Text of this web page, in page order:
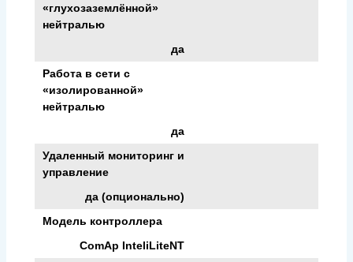
«глухозаземлённой»
нейтралью
да
Работа в сети с
«изолированной»
нейтралью
да
Удаленный мониторинг и
управление
да (опционально)
Модель контроллера
ComAp InteliLiteNT